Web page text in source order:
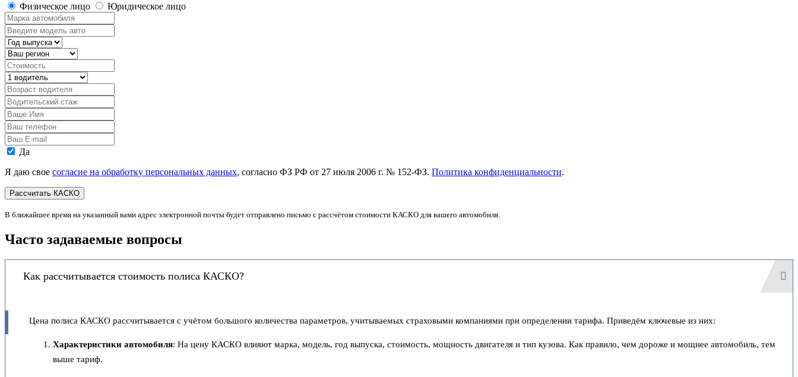
Физическое лицо
Юридическое лицо
Марка
автомобиля
Введите
модель
авто
Год
выпуска
Регион
Стоимость,
руб.
Водитель
Возраст
водителя
Водительский
стаж
Ваше
Имя
Ваш
телефон
Ваш
E-
mail
Персональные
Да
Я даю свое согласие на обработку персональных данных, согласно ФЗ РФ от 27 июля 2006 г. № 152-ФЗ. Политика конфиденциальности.
В ближайшее время на указанный вами адрес электронной почты будет отправлено письмо с рассчётом стоимости КАСКО для вашего автомобиля.
Часто задаваемые вопросы
Как рассчитывается стоимость полиса КАСКО?
Цена полиса КАСКО рассчитывается с учётом большого количества параметров, учитываемых страховыми компаниями при определении тарифа. Приведём ключевые из них:
Характеристики автомобиля: На цену КАСКО влияют марка, модель, год выпуска, стоимость, мощность двигателя и тип кузова. Как правило, чем дороже и мощнее автомобиль, тем
выше тариф.